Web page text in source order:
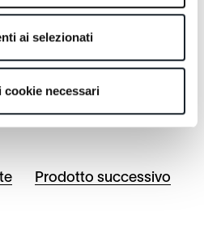
ai selezionati
cookie necessari
Prodotto successivo